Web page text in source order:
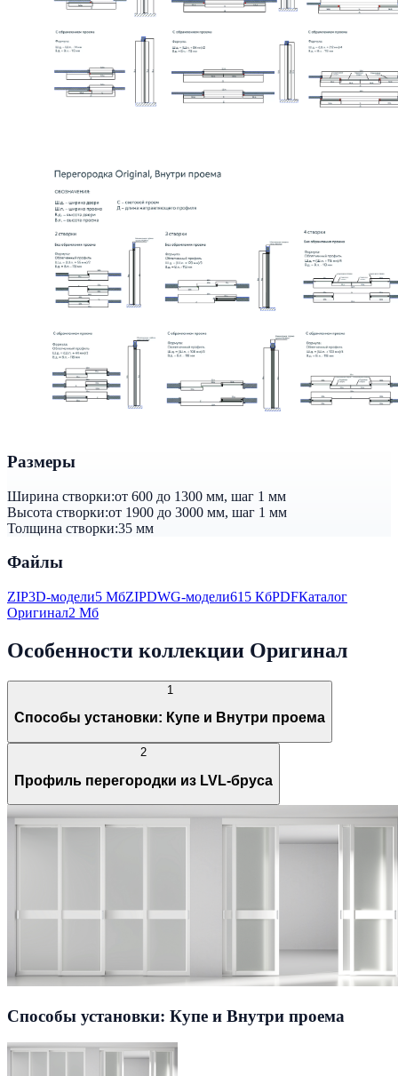
Размеры
Ширина створки:от 600 до 1300 мм, шаг 1 мм
Высота створки:от 1900 до 3000 мм, шаг 1 мм
Толщина створки:35 мм
Файлы
ZIP3D-модели5 МбZIPDWG-модели615 КбPDFКаталог
Оригинал2 Мб
Особенности коллекции Оригинал
1
Способы установки: Купе и Внутри проема
2
Профиль перегородки из LVL-бруса
Способы установки: Купе и Внутри проема